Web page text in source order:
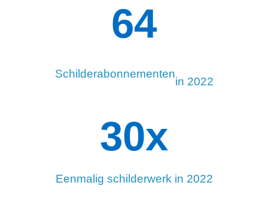
Schilderabonnementen
in 2022
97
Eenmalig schilderwerk in 2022
34x